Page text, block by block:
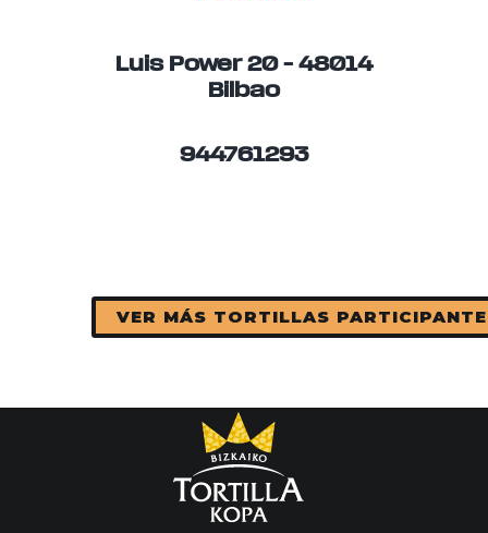
Luis Power 20 – 48014
Bilbao
944761293
VER MÁS TORTILLAS